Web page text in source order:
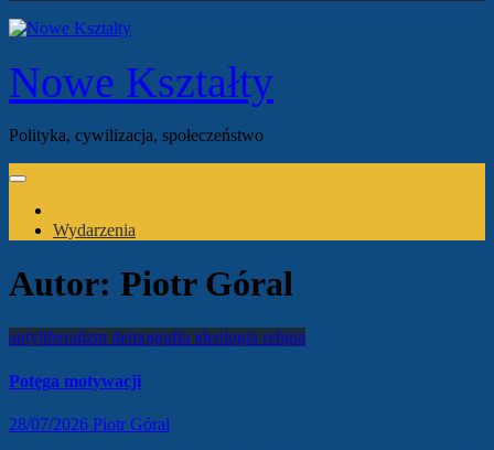
Nowe Kształty
Polityka, cywilizacja, społeczeństwo
Wydarzenia
Autor: Piotr Góral
antyliberalizm demografia ideologia religia
Potęga motywacji
28/07/2026 Piotr Góral